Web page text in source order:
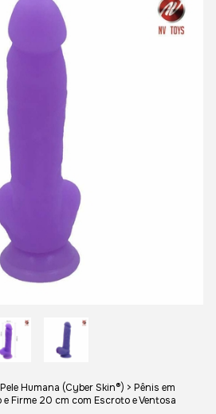
Humana (Cyber Skin®) > Pênis em
Firme 20 cm com Escroto e Ventosa